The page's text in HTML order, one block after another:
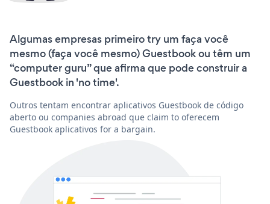
Algumas empresas primeiro try um faça você
mesmo (faça você mesmo) Guestbook ou têm um
“computer guru” que afirma que pode construir a
Guestbook in 'no time'.
Outros tentam encontrar aplicativos Guestbook de código
aberto ou companies abroad que claim to oferecem
Guestbook aplicativos for a bargain.